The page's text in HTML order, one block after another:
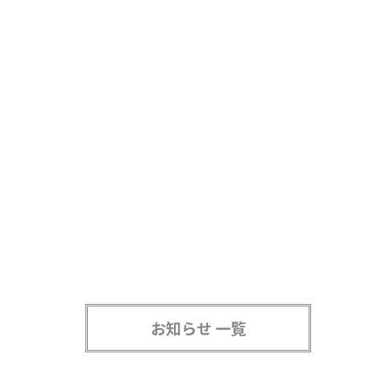
お知らせ 一覧